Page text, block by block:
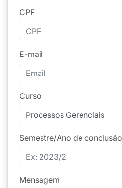
CPF
E-mail
Curso
Semestre/Ano de conclusão
Mensagem